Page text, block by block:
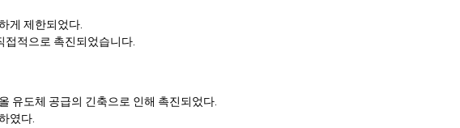
게 제한되었다.
적으로 촉진되었습니다.
유도체 공급의 긴축으로 인해 촉진되었다.
였다.